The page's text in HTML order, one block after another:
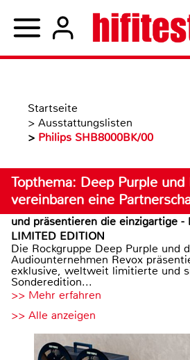
Startseite
> Ausstattungslisten
> Philips SHB8000BK/00
Topthema: Deep Purple und
vereinbaren eine
und präsentieren die einzigartige -
LIMITED EDITION
Die Rockgruppe Deep Purple und
Audiounternehmen Revox
exklusive, weltweit limitierte und
Sonderedition...
>> Mehr erfahren
>> Alle anzeigen